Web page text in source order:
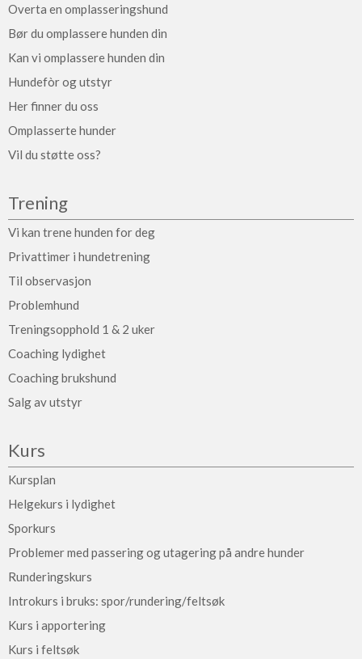
Overta en omplasseringshund
Bør du omplassere hunden din
Kan vi omplassere hunden din
Hundefòr og utstyr
Her finner du oss
Omplasserte hunder
Vil du støtte oss?
Trening
Vi kan trene hunden for deg
Privattimer i hundetrening
Til observasjon
Problemhund
Treningsopphold 1 & 2 uker
Coaching lydighet
Coaching brukshund
Salg av utstyr
Kurs
Kursplan
Helgekurs i lydighet
Sporkurs
Problemer med passering og utagering på andre hunder
Runderingskurs
Introkurs i bruks: spor/rundering/feltsøk
Kurs i apportering
Kurs i feltsøk